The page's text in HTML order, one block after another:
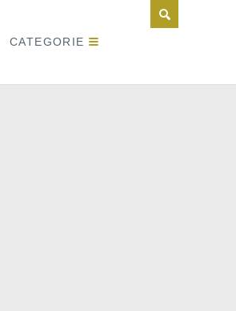
CATEGORIE